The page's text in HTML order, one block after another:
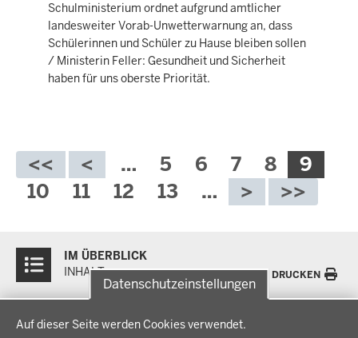
Datenschutzeinstellungen
Auf dieser Seite werden Cookies verwendet.
Schulministerium ordnet aufgrund amtlicher
landesweiter Vorab-Unwetterwarnung an, dass
Schülerinnen und Schüler zu Hause bleiben sollen
/ Ministerin Feller: Gesundheit und Sicherheit
haben für uns oberste Priorität.
Seitennummerierung
… Seite
5 Seite
6 Seite
7 Seite
8
Seite
9
Seite
10 Seite
11 Seite
12 Seite
13 …
Inhalte
IM ÜBERBLICK
INHALT
DRUCKEN
in
THEMEN